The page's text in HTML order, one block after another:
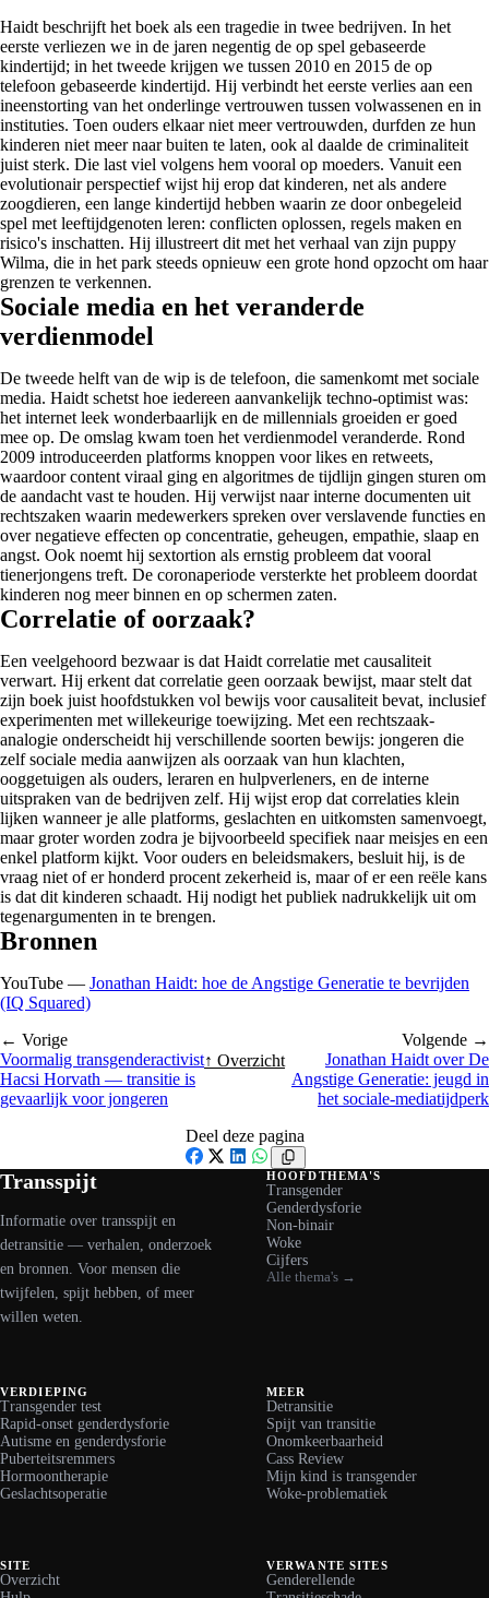
Haidt beschrijft het boek als een tragedie in twee bedrijven. In het
eerste verliezen we in de jaren negentig de op spel gebaseerde
kindertijd; in het tweede krijgen we tussen 2010 en 2015 de op
telefoon gebaseerde kindertijd. Hij verbindt het eerste verlies aan een
ineenstorting van het onderlinge vertrouwen tussen volwassenen en in
instituties. Toen ouders elkaar niet meer vertrouwden, durfden ze hun
kinderen niet meer naar buiten te laten, ook al daalde de criminaliteit
juist sterk. Die last viel volgens hem vooral op moeders. Vanuit een
evolutionair perspectief wijst hij erop dat kinderen, net als andere
zoogdieren, een lange kindertijd hebben waarin ze door onbegeleid
spel met leeftijdgenoten leren: conflicten oplossen, regels maken en
risico's inschatten. Hij illustreert dit met het verhaal van zijn puppy
Wilma, die in het park steeds opnieuw een grote hond opzocht om haar
grenzen te verkennen.
Sociale media en het veranderde
verdienmodel
De tweede helft van de wip is de telefoon, die samenkomt met sociale
media. Haidt schetst hoe iedereen aanvankelijk techno-optimist was:
het internet leek wonderbaarlijk en de millennials groeiden er goed
mee op. De omslag kwam toen het verdienmodel veranderde. Rond
2009 introduceerden platforms knoppen voor likes en retweets,
waardoor content viraal ging en algoritmes de tijdlijn gingen sturen om
de aandacht vast te houden. Hij verwijst naar interne documenten uit
rechtszaken waarin medewerkers spreken over verslavende functies en
over negatieve effecten op concentratie, geheugen, empathie, slaap en
angst. Ook noemt hij sextortion als ernstig probleem dat vooral
tienerjongens treft. De coronaperiode versterkte het probleem doordat
kinderen nog meer binnen en op schermen zaten.
Correlatie of oorzaak?
Een veelgehoord bezwaar is dat Haidt correlatie met causaliteit
verwart. Hij erkent dat correlatie geen oorzaak bewijst, maar stelt dat
zijn boek juist hoofdstukken vol bewijs voor causaliteit bevat, inclusief
experimenten met willekeurige toewijzing. Met een rechtszaak-
analogie onderscheidt hij verschillende soorten bewijs: jongeren die
zelf sociale media aanwijzen als oorzaak van hun klachten,
ooggetuigen als ouders, leraren en hulpverleners, en de interne
uitspraken van de bedrijven zelf. Hij wijst erop dat correlaties klein
lijken wanneer je alle platforms, geslachten en uitkomsten samenvoegt,
maar groter worden zodra je bijvoorbeeld specifiek naar meisjes en een
enkel platform kijkt. Voor ouders en beleidsmakers, besluit hij, is de
vraag niet of er honderd procent zekerheid is, maar of er een reële kans
is dat dit kinderen schaadt. Hij nodigt het publiek nadrukkelijk uit om
tegenargumenten in te brengen.
Bronnen
YouTube — Jonathan Haidt: hoe de Angstige Generatie te bevrijden
(IQ Squared)
← Vorige
Voormalig transgenderactivist
Hacsi Horvath — transitie is
gevaarlijk voor jongeren
↑ Overzicht
Volgende →
Jonathan Haidt over De
Angstige Generatie: jeugd in
het sociale-mediatijdperk
Deel deze pagina
Facebook
X LinkedIn
WhatsApp
Transspijt
Informatie over transspijt en
detransitie — verhalen, onderzoek
en bronnen. Voor mensen die
twijfelen, spijt hebben, of meer
willen weten.
HOOFDTHEMA'S
Transgender
Genderdysforie
Non-binair
Woke
Cijfers
Alle thema's →
VERDIEPING
Transgender test
Rapid-onset genderdysforie
Autisme en genderdysforie
Puberteitsremmers
Hormoontherapie
Geslachtsoperatie
MEER
Detransitie
Spijt van transitie
Onomkeerbaarheid
Cass Review
Mijn kind is transgender
Woke-problematiek
SITE
Overzicht
VERWANTE SITES
Genderellende